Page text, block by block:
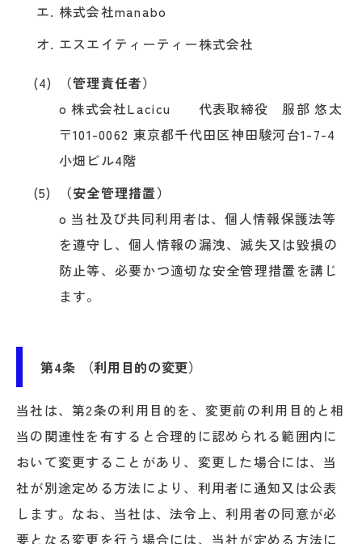
株式会社manabo
エスエイティーティー株式会社
（管理責任者）
o 株式会社Lacicu 代表取締役 服部 悠太
〒101-0062 東京都千代田区神田駿河台1-7-4
小畑ビル4階
（安全管理措置）
o 当社及び共同利用者は、個人情報保護法等
を遵守し、個人情報の漏洩、滅失又は毀損の
防止等、必要かつ適切な安全管理措置を講じ
ます。
第4条 （利用目的の変更）
当社は、第2条の利用目的を、変更前の利用目的と相
当の関連性を有すると合理的に認められる範囲内に
おいて変更することがあり、変更した場合には、当
社が別途定める方法により、利用者に通知又は公表
します。なお、当社は、法令上、利用者の同意が必
要となる変更を行う場合には、当社が定める方法に